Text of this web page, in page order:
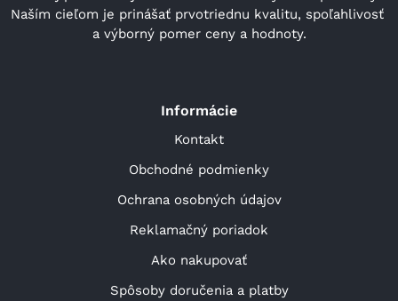
Naším cieľom je prinášať prvotriednu kvalitu, spoľahlivosť
a výborný pomer ceny a hodnoty.
Informácie
Kontakt
Obchodné podmienky
Ochrana osobných údajov
Reklamačný poriadok
Ako nakupovať
Spôsoby doručenia a platby